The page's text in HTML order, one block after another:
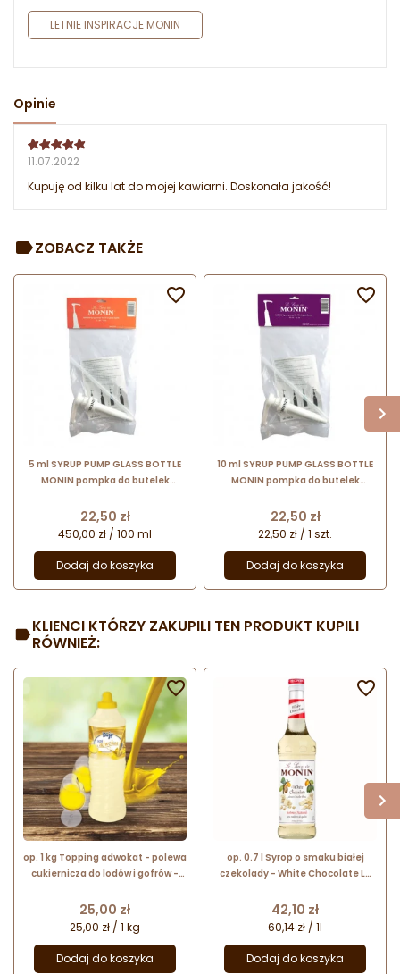
LETNIE INSPIRACJE MONIN
Opinie
11.07.2022
Kupuję od kilku lat do mojej kawiarni. Doskonała jakość!
ZOBACZ TAKŻE
5 ml SYRUP PUMP GLASS BOTTLE
MONIN pompka do butelek
Cena
22,50 zł
450,00 zł / 100 ml
Dodaj do koszyka

10 ml SYRUP PUMP GLASS BOTTLE
MONIN pompka do butelek
Cena
22,50 zł
22,50 zł / 1 szt.
Dodaj do koszyka

KLIENCI KTÓRZY ZAKUPILI TEN PRODUKT KUPILI
RÓWNIEŻ:
op. 1 kg Topping adwokat - polewa
cukiernicza do lodów i gofrów -
Cena
25,00 zł
25,00 zł / 1 kg
Dodaj do koszyka

op. 0.7 l Syrop o smaku białej
czekolady - White Chocolate Le
Cena
42,10 zł
60,14 zł / 1l
Dodaj do koszyka
